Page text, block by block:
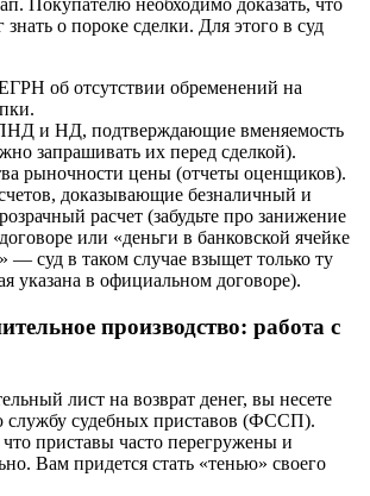
Покупателю необходимо доказать, что
о пороке сделки. Для этого в суд
об отсутствии обременений на
и НД, подтверждающие вменяемость
запрашивать их перед сделкой).
рыночности цены (отчеты оценщиков).
доказывающие безналичный и
расчет (забудьте про занижение
или «деньги в банковской ячейке
— суд в таком случае взыщет только ту
указана в официальном договоре).
производство: работа с
лист на возврат денег, вы несете
службу судебных приставов (ФССП).
что приставы часто перегружены и
Вам придется стать «тенью» своего